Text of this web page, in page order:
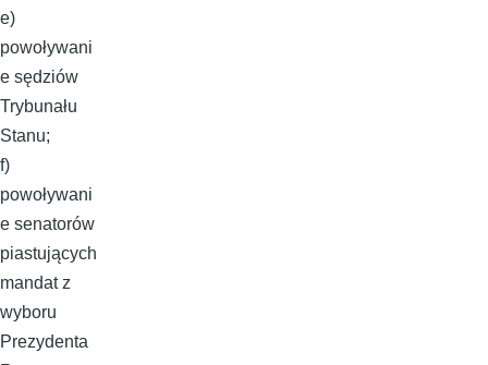
e)
powoływani
e sędziów
Trybunału
Stanu;
f)
powoływani
e senatorów
piastujących
mandat z
wyboru
Prezydenta